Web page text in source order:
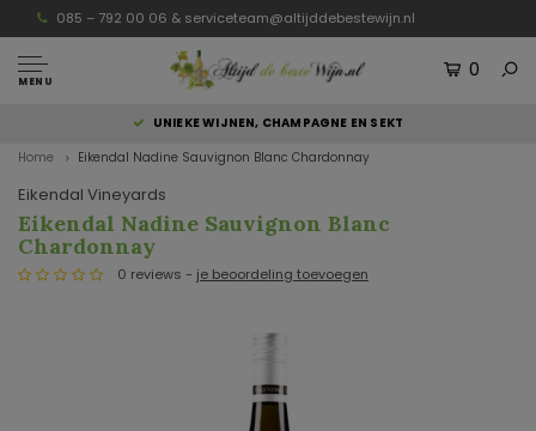
085 – 792 00 06 & serviceteam@altijddebestewijn.nl
MENU
0
UNIEKE WIJNEN, CHAMPAGNE EN SEKT
Home Eikendal Nadine Sauvignon Blanc Chardonnay
Eikendal Vineyards
Eikendal Nadine Sauvignon Blanc
Chardonnay
0 reviews - je beoordeling toevoegen